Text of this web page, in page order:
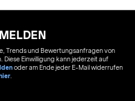
Trends und Bewertungsanfragen von
Einwilligung kann jederzeit auf
oder am Ende jeder E-Mail widerrufen